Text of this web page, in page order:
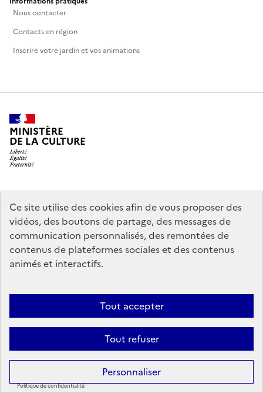
Ce site utilise des cookies afin de vous proposer des
vidéos, des boutons de partage, des messages de
communication personnalisés, des remontées de
contenus de plateformes sociales et des contenus
animés et interactifs.
Tout accepter
Tout refuser
Personnaliser
Politique de confidentialité
Nous contacter
Contacts en région
Inscrire votre jardin et vos animations
MINISTÈRE
DE LA CULTURE
legifrance.gouv.fr
info.gouv.fr
service-public.gouv.fr
data.gouv.fr
Politique d’utilisation des témoins de connexion (cookies)
générale de protection des données
Nous contacter
Nos
Sauf mention contraire, tous les contenus de ce site sont sous